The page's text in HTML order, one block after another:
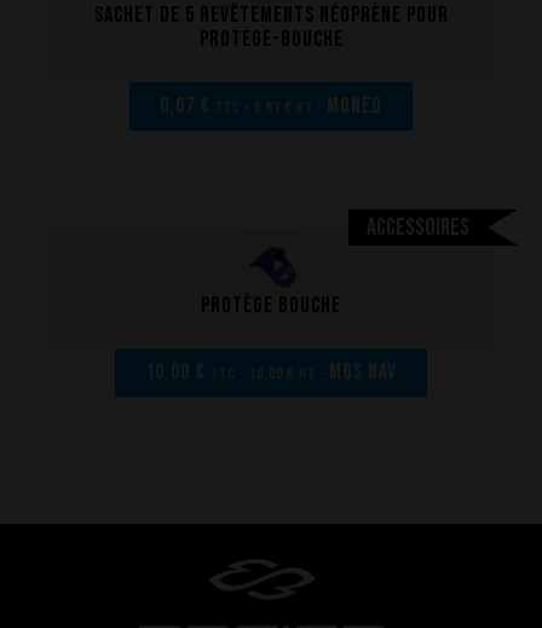
La conception de nos palmes
Matériaux et composants
Sachet de 5 revêtements néoprène pour
protège-bouche
6,67 € TTC - 6,67 € HT - MGNEO
Accessoires
Protège bouche
10,00 € TTC - 10,00 € HT - MGS nav